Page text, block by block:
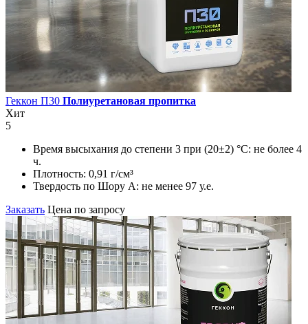
Геккон П30 Полиуретановая пропитка
Хит
5
Время высыхания до степени 3 при (20±2) °С: не более 4
ч.
Плотность: 0,91 г/см³
Твердость по Шору А: не менее 97 у.е.
Заказать Цена по запросу